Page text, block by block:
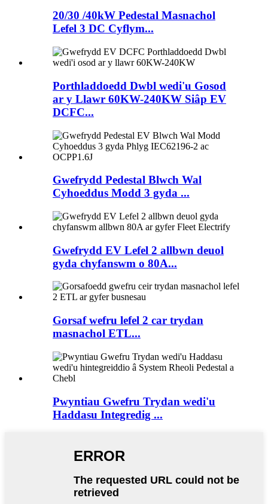
20/30 /40kW Pedestal Masnachol
Lefel 3 DC Cyflym...
Porthladdoedd Dwbl wedi'u Gosod
ar y Llawr 60KW-240KW Siâp EV
DCFC...
Gwefrydd Pedestal Blwch Wal
Cyhoeddus Modd 3 gyda ...
Gwefrydd EV Lefel 2 allbwn deuol
gyda chyfanswm o 80A...
Gorsaf wefru lefel 2 car trydan
masnachol ETL...
Pwyntiau Gwefru Trydan wedi'u
Haddasu Integredig ...